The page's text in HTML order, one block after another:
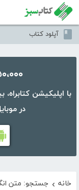
آپلود کتاب
۵۰،۰۰۰ کتاب در
در
خانه › جستجو: متن